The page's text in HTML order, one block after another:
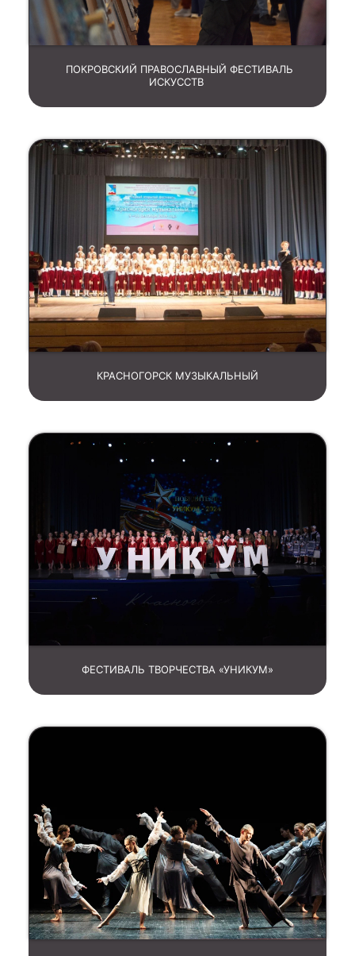
ПОКРОВСКИЙ ПРАВОСЛАВНЫЙ ФЕСТИВАЛЬ
ИСКУССТВ
КРАСНОГОРСК МУЗЫКАЛЬНЫЙ
ФЕСТИВАЛЬ ТВОРЧЕСТВА «УНИКУМ»